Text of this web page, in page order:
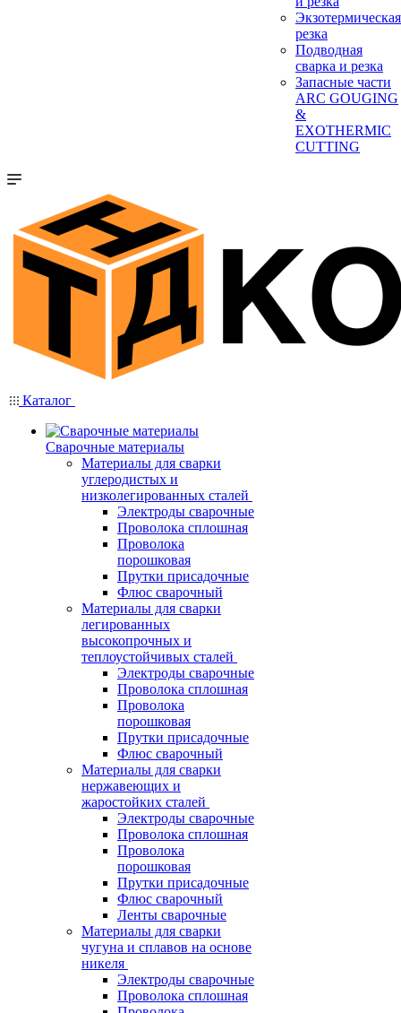
Экзотермическая
резка
Подводная
сварка и резка
Запасные части
ARC GOUGING
&
EXOTHERMIC
CUTTING
Каталог
Сварочные материалы
Материалы для сварки
углеродистых и
низколегированных сталей
Электроды сварочные
Проволока сплошная
Проволока
порошковая
Прутки присадочные
Флюс сварочный
Материалы для сварки
легированных
высокопрочных и
теплоустойчивых сталей
Электроды сварочные
Проволока сплошная
Проволока
порошковая
Прутки присадочные
Флюс сварочный
Материалы для сварки
нержавеющих и
жаростойких сталей
Электроды сварочные
Проволока сплошная
Проволока
порошковая
Прутки присадочные
Флюс сварочный
Ленты сварочные
Материалы для сварки
чугуна и сплавов на основе
никеля
Электроды сварочные
Проволока сплошная